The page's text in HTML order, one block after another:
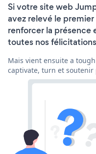
Si votre site web
avez relevé le
renforcer la présence
toutes nos
Mais vient ensuite a
captivate, turn et soutenir